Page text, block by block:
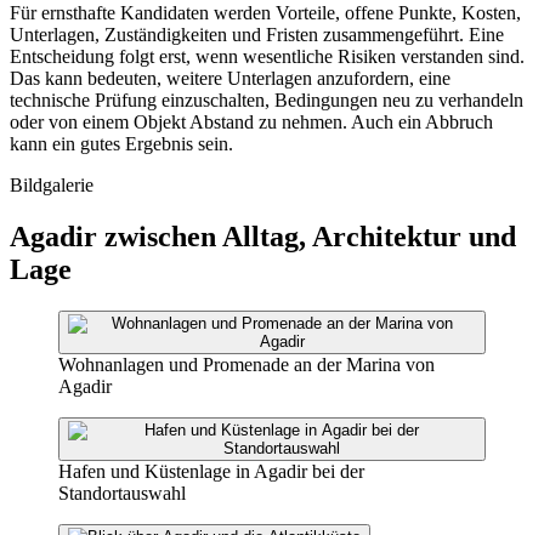
Für ernsthafte Kandidaten werden Vorteile, offene Punkte, Kosten,
Unterlagen, Zuständigkeiten und Fristen zusammengeführt. Eine
Entscheidung folgt erst, wenn wesentliche Risiken verstanden sind.
Das kann bedeuten, weitere Unterlagen anzufordern, eine
technische Prüfung einzuschalten, Bedingungen neu zu verhandeln
oder von einem Objekt Abstand zu nehmen. Auch ein Abbruch
kann ein gutes Ergebnis sein.
Bildgalerie
Agadir zwischen Alltag, Architektur und
Lage
Wohnanlagen und Promenade an der Marina von
Agadir
Hafen und Küstenlage in Agadir bei der
Standortauswahl